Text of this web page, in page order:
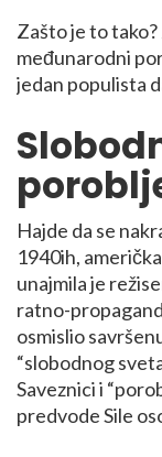
Zašto je to
međunarodni
jedan populista
Hajde da se
1940ih,
unajmila je
ratno-
osmislio
“slobodnog
Saveznici i
predvode Sile